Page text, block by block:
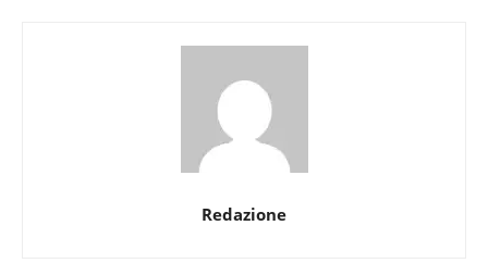
Redazione